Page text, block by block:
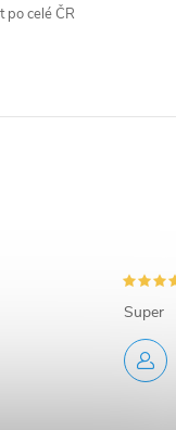
celé ČR
Super